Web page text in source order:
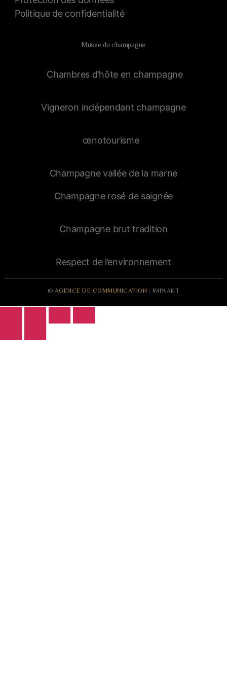
Politique de confidentialité
Musée du champagne
Chambres d’hôte en champagne
Vigneron indépendant champagne
œnotourisme
Champagne vallée de la marne
Champagne rosé de saignée
Champagne brut tradition
Respect de l’environnement
© AGENCE DE COMMUNICATION : IMPAAKT